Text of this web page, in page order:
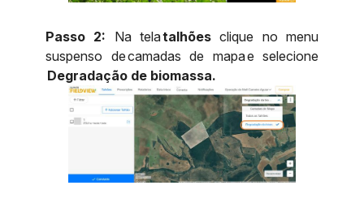
Passo 2: Na telatalhõesclique no menu
suspenso de camadas de mapa e selecione
Degradação de biomassa.